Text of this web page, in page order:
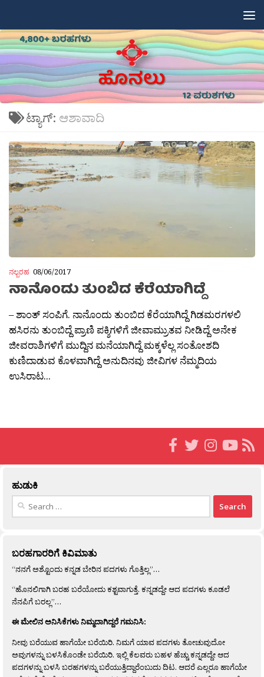
ಟ್ಯಾಗ್: ಆಶಾವಾದಿ
ನಲ್ಬರಹ 08/06/2017
ನಾನೊಂದು ತುಂಬಿದ ಕೆರೆಯಾಗಿದ್ದೆ
– ಶಾಂತ್ ಸಂಪಿಗೆ. ನಾನೊಂದು ತುಂಬಿದ ಕೆರೆಯಾಗಿದ್ದೆ ಗಿಡಮರಗಳಲಿ
ಹಸಿರನು ತುಂಬಿದ್ದೆ ಪ್ರಾಣಿ ಪಕ್ಶಿಗಳಿಗೆ ಜೀವಾಮ್ರುತವ ನೀಡಿದ್ದೆ ಅನೇಕ
ಜೀವರಾಶಿಗಳಿಗೆ ಮುದ್ದಿನ ಮನೆಯಾಗಿದ್ದೆ ಮಕ್ಕಳೆಲ್ಲ ಸಂತೋಶದಿ
ಕುಣಿದಾಡುವ ಕೊಳವಾಗಿದ್ದೆ ಅನುದಿನವು ಜೀವಿಗಳ ನೆಮ್ಮದಿಯ
ಉಸಿರಾಟ...
ಹುಡುಕಿ
Search
ಬರಹಗಾರರಿಗೆ ಕಿವಿಮಾತು
“ನನಗೆ ಅಶ್ಟೊಂದು ಕನ್ನಡ ಬೇರಿನ ಪದಗಳು ಗೊತ್ತಿಲ್ಲ”…
“ಹೊನಲಿಗಾಗಿ ಬರಹ ಬರೆಯೋದು ಕಶ್ಟವಾಗುತ್ತೆ. ಕನ್ನಡದ್ದೇ ಆದ ಪದಗಳು ಕೂಡಲೆ
ನೆನಪಿಗೆ ಬರಲ್ಲ”…
ಈ ಮೇಲಿನ ಅನಿಸಿಕೆಗಳು ನಿಮ್ಮದಾಗಿದ್ದರೆ ಗಮನಿಸಿ:
ನೀವು ಬರೆಯುವ ಹಾಗೆಯೇ ಬರೆಯಿರಿ. ನಿಮಗೆ ಯಾವ ಪದಗಳು ತೋಚುವುದೋ
ಅವುಗಳನ್ನು ಬಳಸಿಕೊಂಡೇ ಬರೆಯಿರಿ. ಇಲ್ಲಿ ಕೆಲವರು ಬಹಳ ಹೆಚ್ಚು ಕನ್ನಡದ್ದೇ ಆದ
ಪದಗಳನ್ನು ಬಳಸಿ ಬರಹಗಳನ್ನು ಬರೆಯುತ್ತಿದ್ದಾರೆಂಬುದು ದಿಟ. ಆದರೆ ಎಲ್ಲರೂ ಹಾಗೆಯೇ